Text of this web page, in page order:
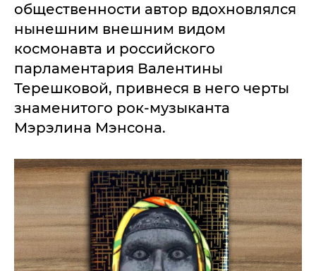
общественности автор вдохновлялся
нынешним внешним видом
космонавта и российского
парламентария Валентины
Терешковой, привнеся в него черты
знаменитого рок-музыканта
Мэрэлина Мэнсона.